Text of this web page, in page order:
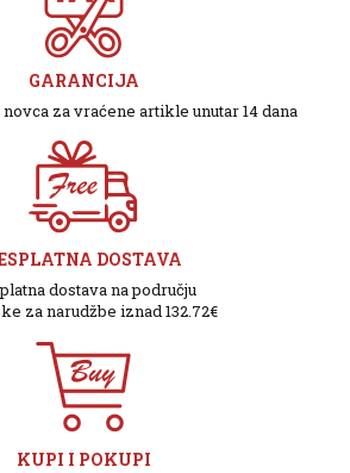
GARANCIJA
za vraćene artikle unutar 14 dana
DOSTAVA
dostava na području
za narudžbe iznad 132.72€
KUPI I POKUPI